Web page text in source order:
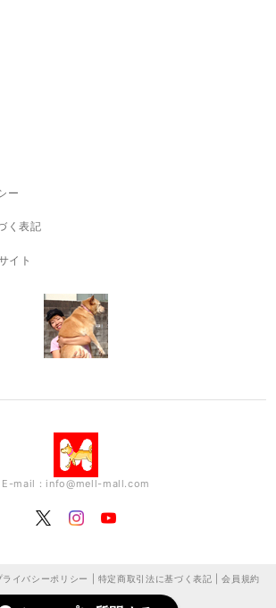
ー
く表記
イト
E-mail： info@mell-mall.com
ライバシーポリシー 特定商取引法に基づく表記 |会員規約